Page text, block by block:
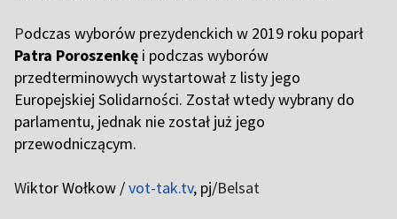
Podczas wyborów prezydenckich w 2019 roku poparł
Patra Poroszenkę i podczas wyborów
przedterminowych wystartował z listy jego
Europejskiej Solidarności. Został wtedy wybrany do
parlamentu, jednak nie został już jego
przewodniczącym.
Wiktor Wołkow /vot-tak.tv, pj/Belsat